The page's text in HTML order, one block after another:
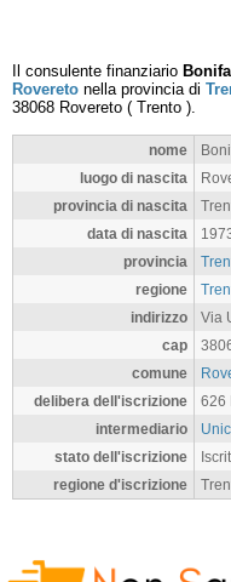
Il consulente finanziario
Rovereto nella provincia di
38068 Rovereto ( Trento ).
nome
luogo di nascita
provincia di nascita
data di nascita
provincia
regione
indirizzo
Via
cap
comune
delibera dell'iscrizione
626
intermediario
stato dell'iscrizione
regione d'iscrizione